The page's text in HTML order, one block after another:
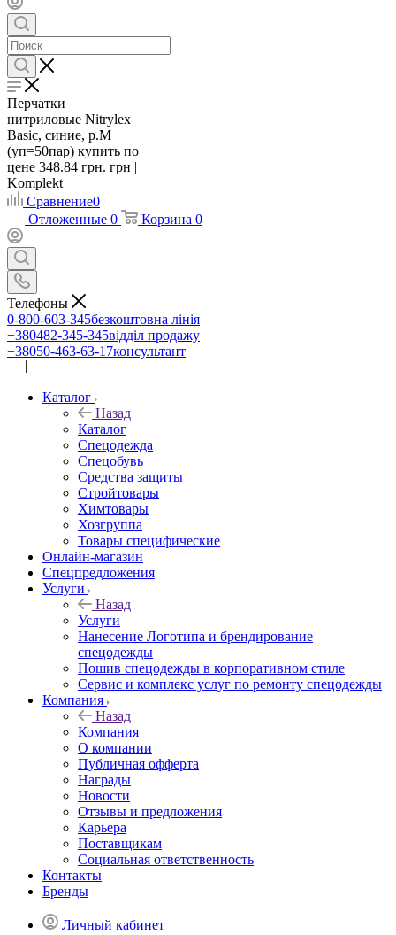
Перчатки
нитриловые Nitrylex
Basic, синие, р.М
(уп=50пар) купить по
цене 348.84 грн. грн |
Komplekt
Сравнение0
Отложенные 0 Корзина 0
Телефоны
0-800-603-345безкоштовна лінія
+380482-345-345відділ продажу
+38050-463-63-17консультант
|
Каталог
Назад
Каталог
Спецодежда
Спецобувь
Средства защиты
Стройтовары
Химтовары
Хозгруппа
Товары специфические
Онлайн-магазин
Спецпредложения
Услуги
Назад
Услуги
Нанесение Логотипа и брендирование
спецодежды
Пошив спецодежды в корпоративном стиле
Сервис и комплекс услуг по ремонту спецодежды
Компания
Назад
Компания
О компании
Публичная офферта
Награды
Новости
Отзывы и предложения
Карьера
Поставщикам
Социальная ответственность
Контакты
Бренды
Личный кабинет